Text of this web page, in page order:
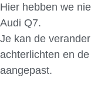
Hier hebben we
Audi Q7.
Je kan de
achterlichten en
aangepast.